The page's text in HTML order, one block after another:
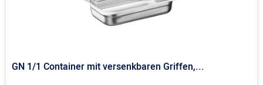
GN 1/1 Container mit versenkbaren Griffen,...